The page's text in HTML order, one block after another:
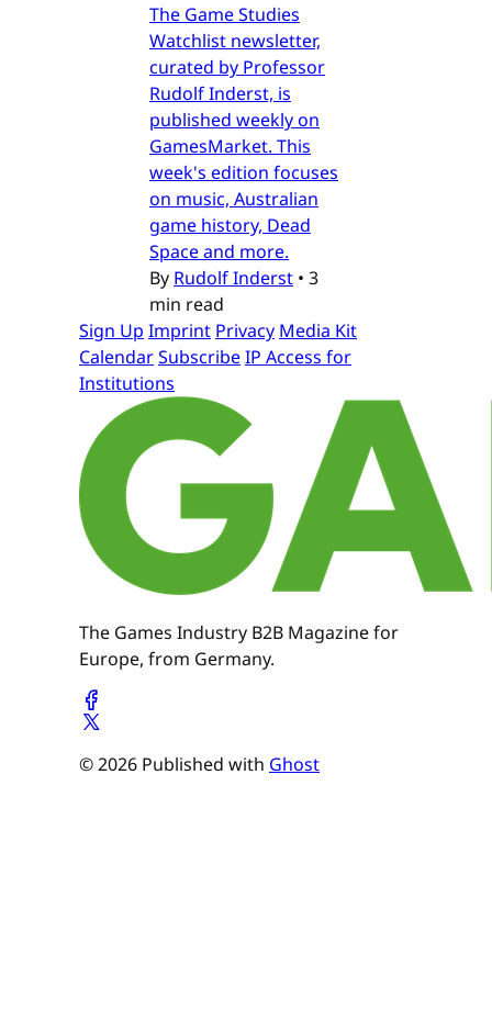
The Game Studies
Watchlist newsletter,
curated by Professor
Rudolf Inderst, is
published weekly on
GamesMarket. This
week's edition focuses
on music, Australian
game history, Dead
Space and more.
By Rudolf Inderst • 3
min read
Sign Up Imprint Privacy Media Kit
CalendarSubscribeIP Access for
Institutions
The Games Industry B2B Magazine for
Europe, from Germany.
© 2026 Published with Ghost